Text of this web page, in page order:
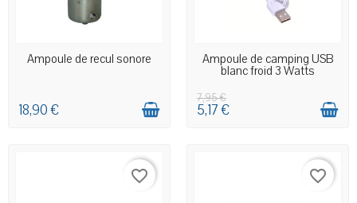
DERNIERS ARTICLES EN STOCK
Ampoule de recul sonore
18,90 €
EN STOCK MAGASIN
Ampoule de camping USB
blanc froid 3 Watts
7,95 €
5,17 €
favorite_border favorite_border